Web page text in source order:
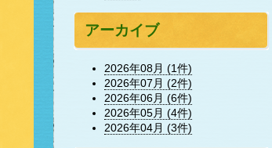
アーカイブ
2026年08月 (1件)
2026年07月 (2件)
2026年06月 (6件)
2026年05月 (4件)
2026年04月 (3件)